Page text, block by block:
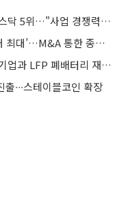
킵스파마, 거래소 잠재력 지표 코스닥 5위…"사업 경쟁력 강화ㆍ주요 파이프라인 개발"
킵스파마, 1분기 매출 594억 ‘역대 최대’…M&A 통한 종합 헬스케어 체제 구축
킵스파마 자회사, 글로벌 전기차 기업과 LFP 폐배터리 재활용 계약 체결…“20조원 시장 선점 본격화”
∙∙∙스테이블코인 확장